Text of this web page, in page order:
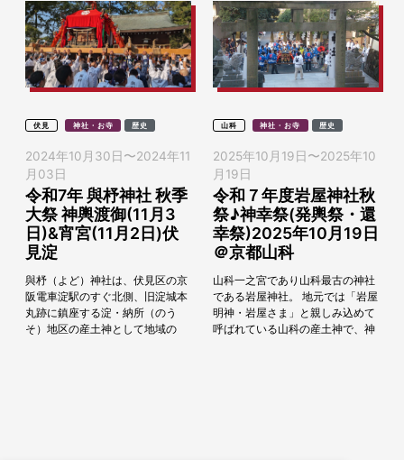
伏見 神社・お寺 歴史
2024年10月30日 〜2024年11
月03日
令和7年 與杼神社 秋季
大祭 神輿渡御(11月3
日)&宵宮(11月2日)伏
見淀
與杼（よど）神社は、伏見区の京
阪電車淀駅のすぐ北側、旧淀城本
丸跡に鎮座する淀・納所（のう
そ）地区の産土神として地域の
山科 神社・お寺 歴史
2025年10月19日 〜2025年10
月19日
令和７年度岩屋神社秋
祭♪神幸祭(発輿祭・還
幸祭)2025年10月19日
＠京都山科
山科一之宮であり山科最古の神社
である岩屋神社。 地元では「岩屋
明神・岩屋さま」と親しみ込めて
呼ばれている山科の産土神で、神